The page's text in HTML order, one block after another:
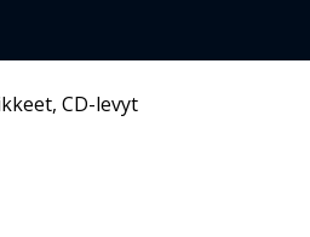
, CD-levyt